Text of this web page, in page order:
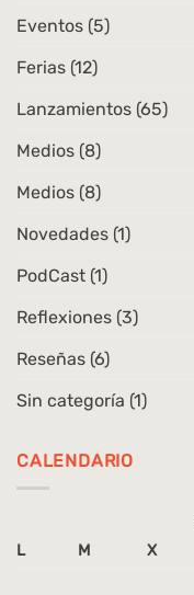
Eventos (5)
Ferias (12)
Lanzamientos (65)
Medios (8)
Medios (8)
Novedades (1)
PodCast (1)
Reflexiones (3)
Reseñas (6)
Sin categoría (1)
CALENDARIO
L M X